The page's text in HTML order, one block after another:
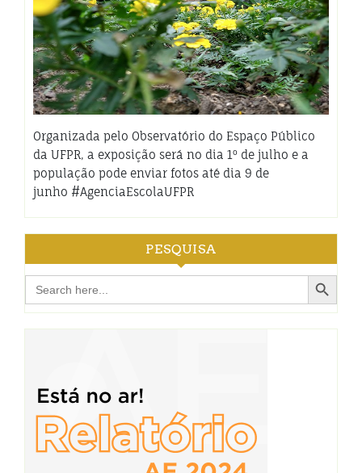
Organizada pelo Observatório do Espaço Público
da UFPR, a exposição será no dia 1º de julho e a
população pode enviar fotos até dia 9 de
junho #AgenciaEscolaUFPR
PESQUISA
Search
for:
Search Button